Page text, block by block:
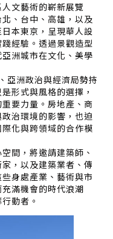
文藝術的嶄新展覽
、台中、高雄，以及
本東京，呈現華人設
經驗。透過景觀造型
洲城市在文化、美學
亞洲政治與經濟局勢持
形式與風格的選擇，
要力量。房地產、商
治環境的影響，也迫
化與跨領域的合作模
間，將邀請建築師、
，以及建築業者、傳
身處產業、藝術與市
滿機會的時代浪潮
動者。